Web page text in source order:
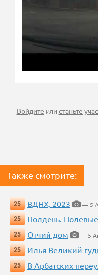
Войдите илистаньте
Также смотрите:
25 ВДНХ, 2023
— 5
25
Полдень.
25
Отчий дом
— 5
25
Илья Великий
25
В Арбатских